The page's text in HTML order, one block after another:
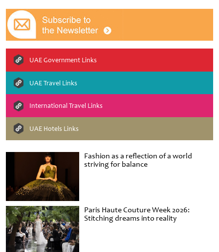
Fashion as a reflection of a world
striving for balance
Paris Haute Couture Week 2026:
Stitching dreams into reality
UAE Government Links
UAE Travel Links
International Travel Links
UAE Hotels Links